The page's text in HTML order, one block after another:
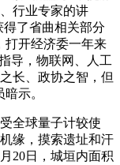
行业专家的讲
得了省曲相关部分
打开经济委一年来
导，物联网、人工
长、政协之智，但
示。
全球量子计较使
缘，摸索遗址和汗
20日，城垣内面积